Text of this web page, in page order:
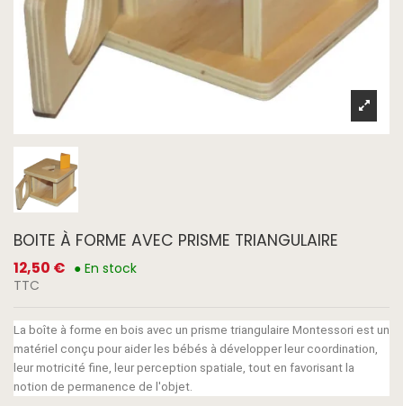
BOITE À FORME AVEC PRISME TRIANGULAIRE
12,50 € ● En stock
TTC
La boîte à forme en bois avec un prisme triangulaire Montessori est un
matériel conçu pour aider les bébés à développer leur coordination,
leur motricité fine, leur perception spatiale, tout en favorisant la
notion de permanence de l'objet.